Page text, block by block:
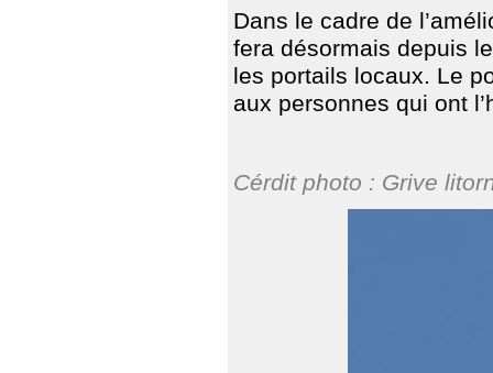
Dans le cadre de
fera désormais depuis
les portails locaux. Le
aux personnes qui ont
Cérdit photo : Grive